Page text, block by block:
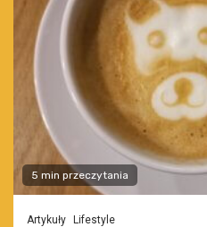
5 min przeczytania
Artykuły Lifestyle